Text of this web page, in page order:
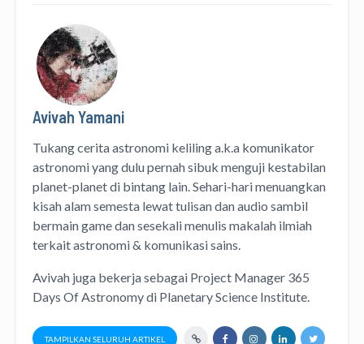
Avivah Yamani
Tukang cerita astronomi kelilinga.k.a komunikator
astronomiyang dulu pernah sibuk menguji kestabilan
planet-planet di bintang lain. Sehari-hari menuangkan
kisah alam semesta lewattulisandanaudio sambil
bermain game dan sesekali menulis makalah ilmiah
terkait astronomi & komunikasi sains.
Avivah juga bekerja sebagai Project Manager 365
Days Of Astronomydi Planetary Science Institute.
TAMPILKAN SELURUH ARTIKEL